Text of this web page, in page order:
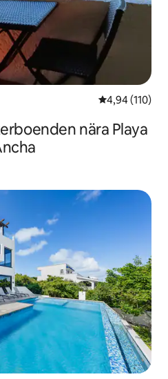
4,94 av 5 i
4,94 (110)
nära Playa